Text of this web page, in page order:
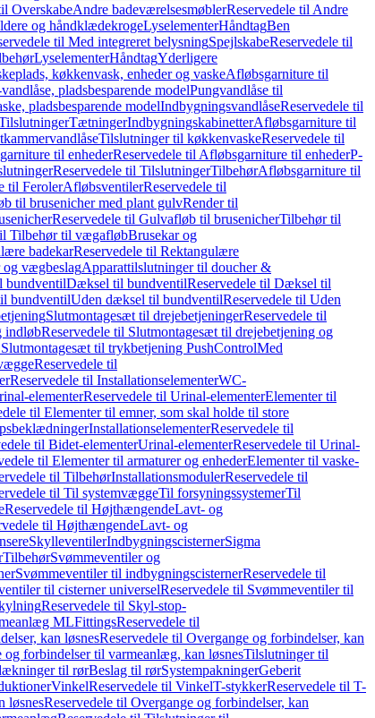
OverskabeAndre badeværelsesmøblerReservedele til Andre
og håndklædekrogeLyselementerHåndtagBen
til Med integreret belysningSpejlskabeReservedele til
LyselementerHåndtagYderligere
køkkenvask, enheder og vaskeAfløbsgarniture til
pladsbesparende modelPungvandlåse til
pladsbesparende modelIndbygningsvandlåseReservedele til
TætningerIndbygningskabinetterAfløbsgarniture til
Tilslutninger til køkkenvaskeReservedele til
til enhederReservedele til Afløbsgarniture til enhederP-
Reservedele til TilslutningerTilbehørAfløbsgarniture til
til FerolerAfløbsventilerReservedele til
til brusenicher med plant gulvRender til
Reservedele til Gulvafløb til brusenicherTilbehør til
Tilbehør til vægafløbBrusekar og
badekarReservedele til Rektangulære
og vægbeslagApparattilslutninger til doucher &
bundventilDæksel til bundventilReservedele til Dæksel til
bundventilUden dæksel til bundventilReservedele til Uden
Slutmontagesæt til drejebetjeningerReservedele til
indløbReservedele til Slutmontagesæt til drejebetjening og
til trykbetjening PushControlMed
Reservedele til
Reservedele til InstallationselementerWC-
elementerReservedele til Urinal-elementerElementer til
til Elementer til emner, som skal holde til store
InstallationselementerReservedele til
til Bidet-elementerUrinal-elementerReservedele til Urinal-
til Elementer til armaturer og enhederElementer til vaske-
til TilbehørInstallationsmodulerReservedele til
til Til systemvæggeTil forsyningssystemerTil
Reservedele til HøjthængendeLavt- og
til HøjthængendeLavt- og
SkylleventilerIndbygningscisternerSigma
TilbehørSvømmeventiler og
Svømmeventiler til indbygningscisternerReservedele til
til cisterner universelReservedele til Svømmeventiler til
Reservedele til Skyl-stop-
MLFittingsReservedele til
kan løsnesReservedele til Overgange og forbindelser, kan
og forbindelser til varmeanlæg, kan løsnesTilslutninger til
til rørBeslag til rørSystempakningerGeberit
VinkelReservedele til VinkelT-stykkerReservedele til T-
løsnesReservedele til Overgange og forbindelser, kan